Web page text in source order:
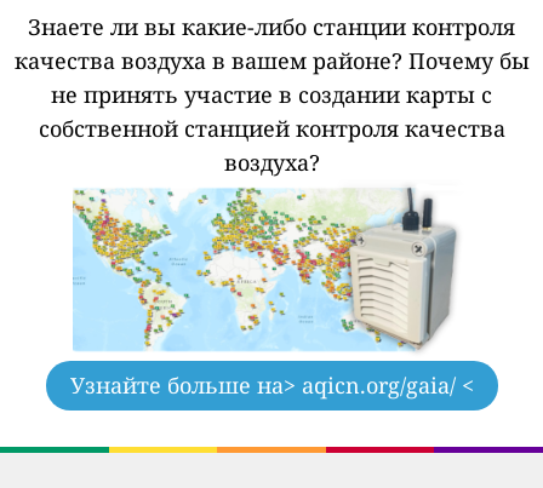
Знаете ли вы какие-либо станции контроля
качества воздуха в вашем районе? Почему бы
не принять участие в создании карты с
собственной станцией контроля качества
воздуха?
Узнайте больше на> aqicn.org/gaia/ <